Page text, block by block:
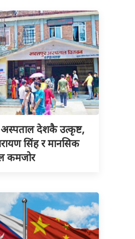
देशकै उत्कृष्ट,
सिंह र मानसिक
कमजोर